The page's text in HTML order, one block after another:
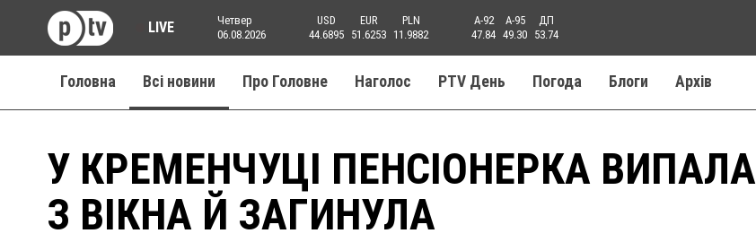
LIVE
Четвер
06.08.2026
USD
44.6895
EUR
51.6253
PLN
11.9882
A-92
47.84
A-95
49.30
ДП
53.74
Головна Всі новини Про Головне Наголос PTV День Погода Блоги Aрхів
У КРЕМЕНЧУЦІ ПЕНСІОНЕРКА ВИПАЛА
З ВІКНА Й ЗАГИНУЛА